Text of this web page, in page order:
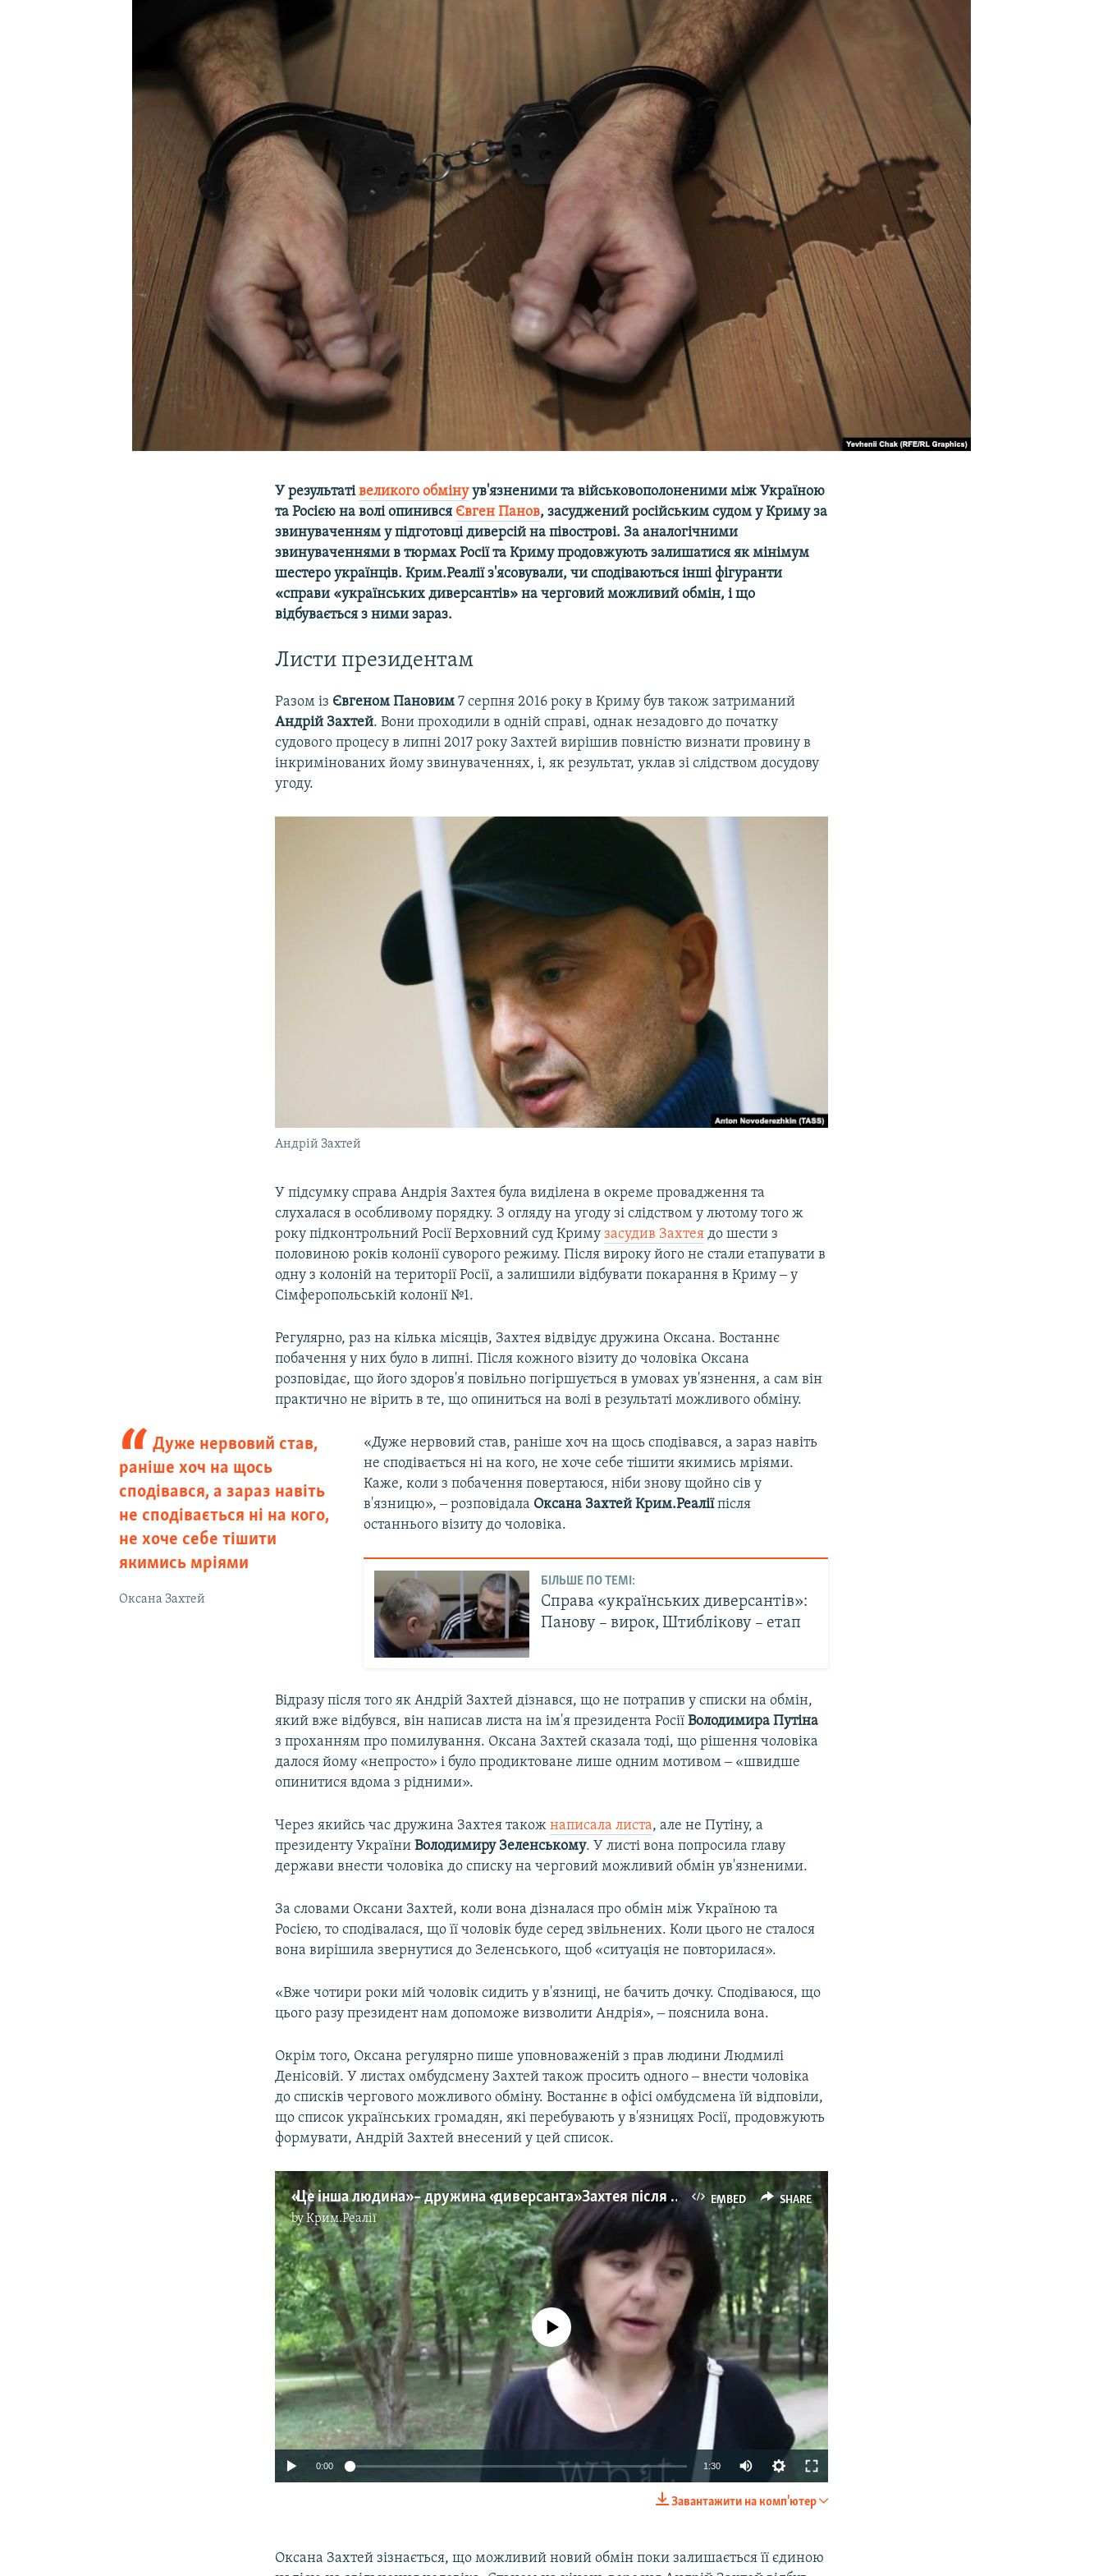
У результатівеликого обмінуув'язненими та військовополоненими між Україною
та Росією на волі опинився Євген Панов, засуджений російським судом у Криму за
звинуваченням у підготовці диверсій на півострові. За аналогічними
звинуваченнями в тюрмах Росії та Криму продовжують залишатися як мінімум
шестеро українців. Крим.Реалії з'ясовували, чи сподіваються інші фігуранти
«справи «українських диверсантів» на черговий можливий обмін, і що
відбувається з ними зараз.
Листи президентам
Разом із Євгеном Пановим 7 серпня 2016 року в Криму був також затриманий
Андрій Захтей. Вони проходили в одній справі, однак незадовго до початку
судового процесу в липні 2017 року Захтей вирішив повністю визнати провину в
інкримінованих йому звинуваченнях, і, як результат, уклав зі слідством досудову
угоду.
Андрій Захтей
У підсумку справа Андрія Захтея була виділена в окреме провадження та
слухалася в особливому порядку. З огляду на угоду зі слідством у лютому того ж
року підконтрольний Росії Верховний суд Кримузасудив Захтея до шести з
половиною років колонії суворого режиму. Після вироку його не стали етапувати в
одну з колоній на території Росії, а залишили відбувати покарання в Криму ‒ у
Сімферопольській колонії №1.
Регулярно, раз на кілька місяців, Захтея відвідує дружина Оксана. Востаннє
побачення у них було в липні. Після кожного візиту до чоловіка Оксана
розповідає, що його здоров'я повільно погіршується в умовах ув'язнення, а сам він
практично не вірить в те, що опиниться на волі в результаті можливого обміну.
Дуже нервовий став,
раніше хоч на щось
сподівався, а зараз навіть
не сподівається ні на кого,
не хоче себе тішити
якимись мріями
Оксана Захтей
«Дуже нервовий став, раніше хоч на щось сподівався, а зараз навіть
не сподівається ні на кого, не хоче себе тішити якимись мріями.
Каже, коли з побачення повертаюся, ніби знову щойно сів у
в'язницю», ‒ розповідала Оксана Захтей Крим.Реаліїпісля
останнього візиту до чоловіка.
БІЛЬШЕ ПО ТЕМІ:
Справа «українських диверсантів»:
Панову – вирок, Штиблікову – етап
Відразу після того як Андрій Захтей дізнався, що не потрапив у списки на обмін,
який вже відбувся, він написав листа на ім'я президента РосіїВолодимира Путіна
з проханням про помилування. Оксана Захтей сказала тоді, що рішення чоловіка
далося йому «непросто» і було продиктоване лише одним мотивом ‒ «швидше
опинитися вдома з рідними».
Через якийсь час дружина Захтея такожнаписала листа, але не Путіну, а
президенту УкраїниВолодимиру Зеленському. У листі вона попросила главу
держави внести чоловіка до списку на черговий можливий обмін ув'язненими.
За словами Оксани Захтей, коли вона дізналася про обмін між Україною та
Росією, то сподівалася, що її чоловік буде серед звільнених. Коли цього не сталося
вона вирішила звернутися до Зеленського, щоб «ситуація не повторилася».
«Вже чотири роки мій чоловік сидить у в'язниці, не бачить дочку. Сподіваюся, що
цього разу президент нам допоможе визволити Андрія», ‒ пояснила вона.
Окрім того, Оксана регулярно пише уповноваженій з прав людини Людмилі
Денісовій. У листах омбудсмену Захтей також просить одного ‒ внести чоловіка
до списків чергового можливого обміну. Востаннє в офісі омбудсмена їй відповіли,
що список українських громадян, які перебувають у в'язницях Росії, продовжують
формувати, Андрій Захтей внесений у цей список.
EMBED SHARE
«Це інша людина» – дружина «диверсанта» Захтея після побачення з чоловіком (відео)
byКрим.Реалії
No media source currently available
0:00 1:30
Завантажити на комп'ютер
Оксана Захтей зізнається, що можливий новий обмін поки залишається її єдиною